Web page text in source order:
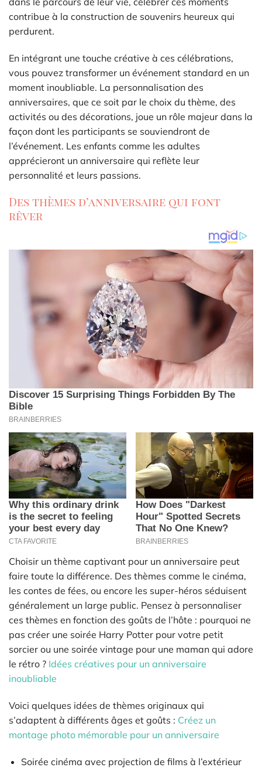
contribue à la construction de souvenirs heureux qui
perdurent.
En intégrant une touche créative à ces célébrations,
vous pouvez transformer un événement standard en un
moment inoubliable. La personnalisation des
anniversaires, que ce soit par le choix du thème, des
activités ou des décorations, joue un rôle majeur dans la
façon dont les participants se souviendront de
l’événement. Les enfants comme les adultes
apprécieront un anniversaire qui reflète leur
personnalité et leurs passions.
Des thèmes d’anniversaire qui font
rêver
Choisir un thème captivant pour un anniversaire peut
faire toute la différence. Des thèmes comme le cinéma,
les contes de fées, ou encore les super-héros séduisent
généralement un large public. Pensez à personnaliser
ces thèmes en fonction des goûts de l’hôte : pourquoi ne
pas créer une soirée Harry Potter pour votre petit
sorcier ou une soirée vintage pour une maman qui adore
le rétro ? Idées créatives pour un anniversaire
inoubliable
Voici quelques idées de thèmes originaux qui
s’adaptent à différents âges et goûts : Créez un
montage photo mémorable pour un anniversaire
Soirée cinéma avec projection de films à l’extérieur